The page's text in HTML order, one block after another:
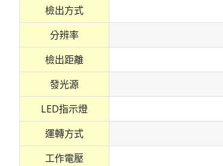
檢出方式
分辨率
檢出距離
發光源
LED指示燈
運轉方式
工作電壓